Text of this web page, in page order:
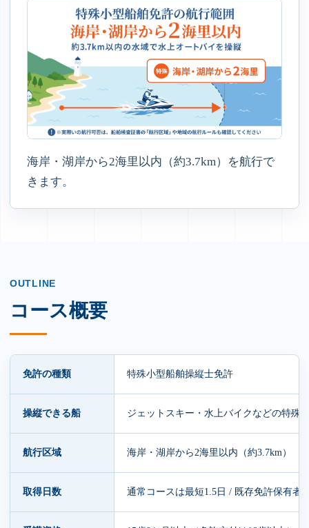
海岸・湖岸から2海里以内（約3.7km）を航行で
きます。
OUTLINE
コース概要
免許の種類 特殊小型船舶操縦士免許
操縦できる船 ジェットスキー・水上バイクなどの特殊
航行区域 海岸・湖岸から2海里以内（約3.7km）
取得日数 通常コースは最短1.5日 / 既存免許保有者